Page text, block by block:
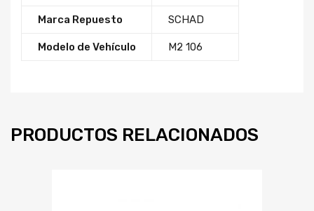
Marca Repuesto SCHAD
Modelo de Vehículo M2 106
PRODUCTOS RELACIONADOS